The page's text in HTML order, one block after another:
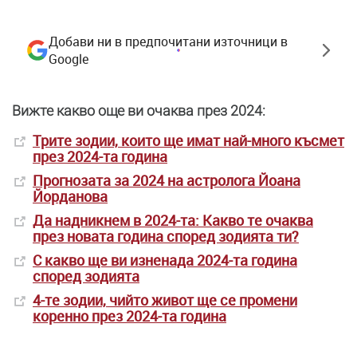
Добави ни в предпочитани източници в
Google
Вижте какво още ви очаква през 2024:
Трите зодии, които ще имат най-много късмет
през 2024-та година
Прогнозата за 2024 на астролога Йоана
Йорданова
Да надникнем в 2024-та: Какво те очаква
през новата година според зодията ти?
С какво ще ви изненада 2024-та година
според зодията
4-те зодии, чийто живот ще се промени
коренно през 2024-та година